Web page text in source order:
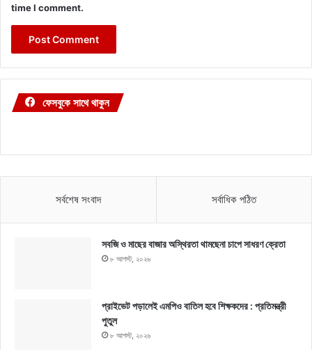
time I comment.
ফেসবুকে সাথে থাকুন
সর্বশেষ সংবাদ সর্বাধিক পঠিত
সবজি ও মাছের বাজার অস্থিরতা থামছেনা চাপে সাধরণ ক্রেতা
৮ আগস্ট, ২০২৬
প্রাইভেট পড়ালেই এমপিও বাতিল হবে শিক্ষকদের : প্রতিমন্ত্রী
পুতুল
৮ আগস্ট, ২০২৬